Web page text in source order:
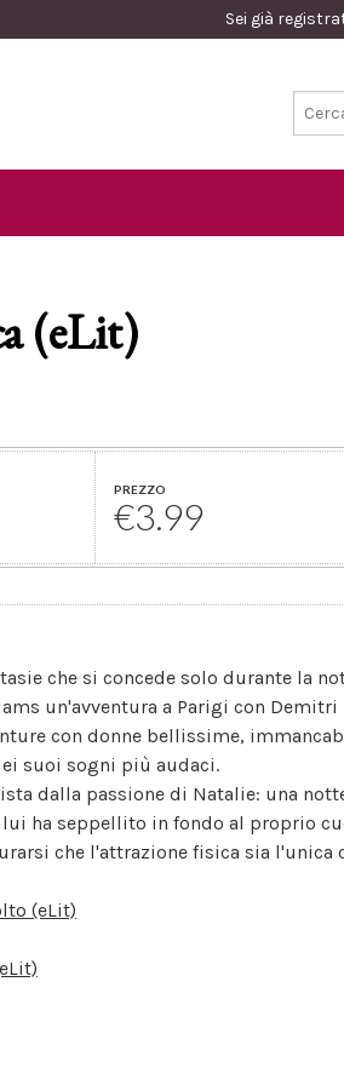
Sei già
(eLit)
PREZZO
€3.99
che si concede solo durante la
un'avventura a Parigi con
con donne bellissime,
suoi sogni più audaci.
dalla passione di Natalie: una
ha seppellito in fondo al proprio
che l'attrazione fisica sia l'unica
(eLit)